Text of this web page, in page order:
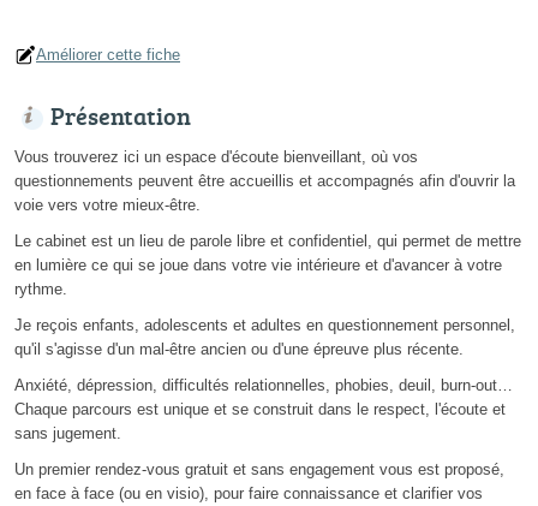
Améliorer cette fiche
Présentation
Vous trouverez ici un espace d'écoute bienveillant, où vos
questionnements peuvent être accueillis et accompagnés afin d'ouvrir la
voie vers votre mieux-être.
Le cabinet est un lieu de parole libre et confidentiel, qui permet de mettre
en lumière ce qui se joue dans votre vie intérieure et d'avancer à votre
rythme.
Je reçois enfants, adolescents et adultes en questionnement personnel,
qu'il s'agisse d'un mal-être ancien ou d'une épreuve plus récente.
Anxiété, dépression, difficultés relationnelles, phobies, deuil, burn-out…
Chaque parcours est unique et se construit dans le respect, l'écoute et
sans jugement.
Un premier rendez-vous gratuit et sans engagement vous est proposé,
en face à face (ou en visio), pour faire connaissance et clarifier vos